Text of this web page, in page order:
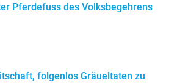
Pferdefuss des Volksbegehrens
folgenlos Gräueltaten zu